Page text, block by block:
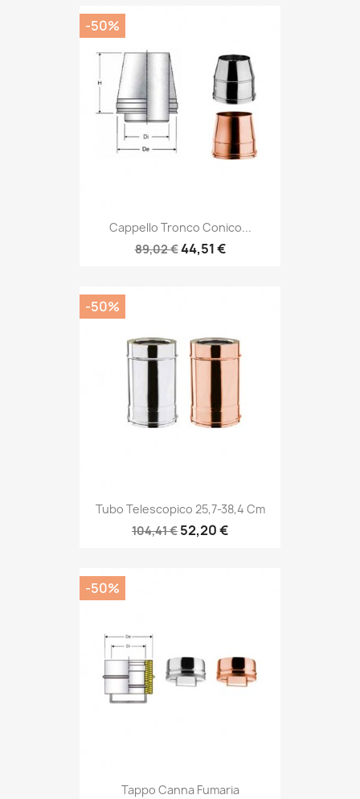
Cappello Tronco Conico...
89,02 €44,51 €
-50%
Tubo Telescopico 25,7-38,4 Cm
104,41 € 52,20 €
-50%
Tappo Canna Fumaria
-50%